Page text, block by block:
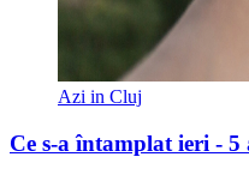
Azi in Cluj
Ce s-a întamplat ieri -